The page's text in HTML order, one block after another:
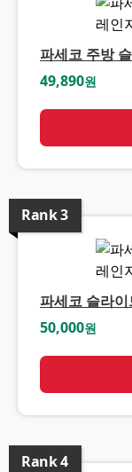
파세코 주방
49,890원
Rank3
파세코 슬라
50,000원
Rank4